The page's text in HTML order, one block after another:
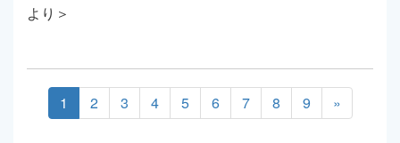
より＞
1 2 3 4 5 6 7 8 9 »